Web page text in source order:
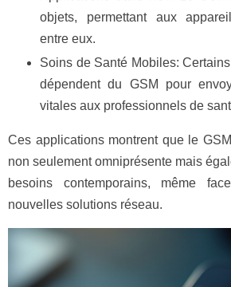
objets, permettant aux
entre eux.
Soins de Santé Mobiles:
dépendent du GSM pour
vitales aux professionnels de
Ces applications montrent que le
non seulement omniprésente mais
besoins contemporains, même
nouvelles solutions réseau.